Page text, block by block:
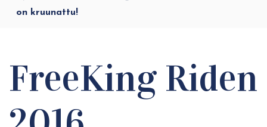
on kruunattu!
FreeKing Riden